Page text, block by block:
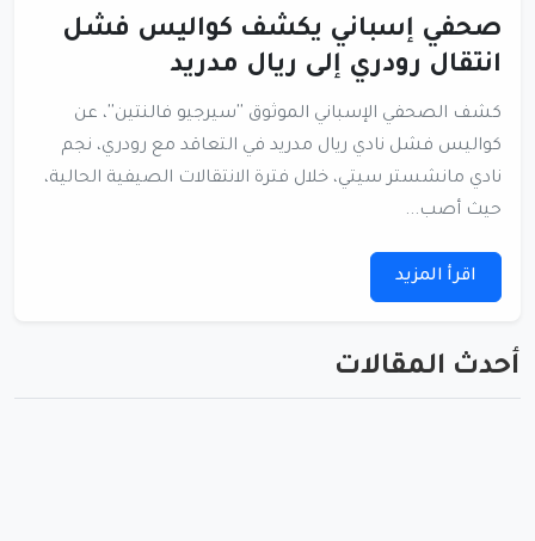
صحفي إسباني يكشف كواليس فشل
انتقال رودري إلى ريال مدريد
كشف الصحفي الإسباني الموثوق ''سيرجيو فالنتين''، عن
كواليس فشل نادي ريال مدريد في التعاقد مع رودري، نجم
نادي مانشستر سيتي، خلال فترة الانتقالات الصيفية الحالية،
حيث أصب...
اقرأ المزيد
أحدث المقالات